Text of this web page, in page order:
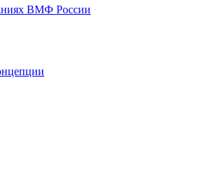
ВМФ России